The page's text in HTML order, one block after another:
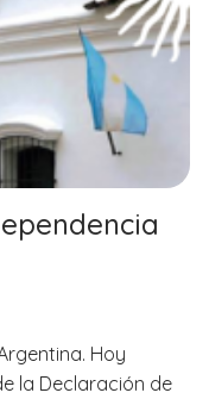
Hoy
la Declaración de